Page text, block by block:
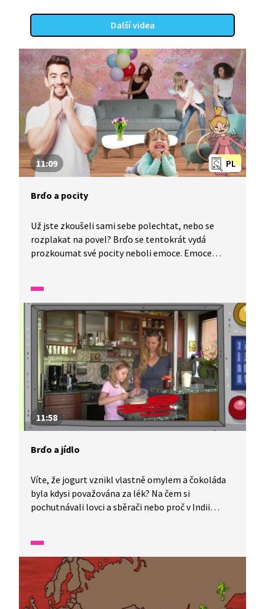
Další videa
PL
11:09
Brďo a pocity
Už jste zkoušeli sami sebe polechtat, nebo se
rozplakat na povel? Brďo se tentokrát vydá
prozkoumat své pocity neboli emoce. Emoce
i zvířata? Jak projevují lítost, smutek, hněv nebo
radost lidé na celém světě? Nenechte si ujít další
díl!
11:58
Brďo a jídlo
Víte, že jogurt vznikl vlastně omylem a čokoláda
byla kdysi považována za lék? Na čem si
pochutnávali lovci a sběrači nebo proč v Indii
oblíbené jídlo? Tak začněte s Brďem zkoumat.